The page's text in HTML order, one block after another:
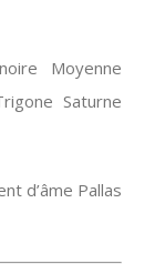
Moyenne
Saturne
d’âme Pallas